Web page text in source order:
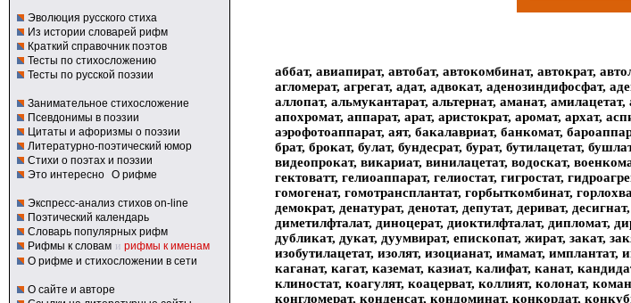
Эволюция русского стиха
Из истории словарей рифм
Краткий справочник поэтов
Тесты по стихосложению
Тесты по русской поэзии
Занимательное стихосложение
Псевдонимы в поэзии
Цитаты и афоризмы о поэзии
Литературно-поэтический юмор
Стихи о поэтах и поэзии
Это интересно О рифме
Экспресс-анализ стихов on-line
Поэтический календарь
Словарь популярных рифм
Рифмы к словам и рифмы к именам
О рифме и стихосложении в сети
О сайте и авторе
аббат, авиапират, автобат, автокомбинат, автократ,
агломерат, агрегат, адат, адвокат, аденозиндифосфат,
аллопат, альмукантарат, альтернат, аманат,
апохромат, аппарат, арат, аристократ, аромат, архат,
аэрофотоаппарат, аят, бакалавриат, банкомат,
брат, брокат, булат, бундесрат, бурат, бутилацетат,
видеопрокат, викариат, винилацетат, водоскат,
гектоватт, гелиоаппарат, гелиостат, гигростат,
гомогенат, гомотрансплантат, горбыткомбинат,
демократ, денатурат, денотат, депутат, дериват,
диметилфталат, диноцерат, диоктилфталат, дипломат,
дубликат, дукат, дуумвират, епископат, жират, закат,
изобутилацетат, изолят, изоцианат, имамат,
каганат, кагат, каземат, казиат, калифат, канат,
клиностат, коагулят, коацерват, коллият, колонат,
конгломерат, конденсат, кондоминат, конкордат,